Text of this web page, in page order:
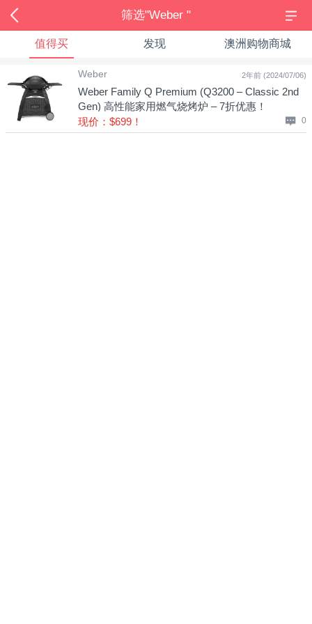
筛选"Weber "
值得买 发现 澳洲购物商城
2年前 (2024/07/06)
Weber
Weber Family Q Premium (Q3200 – Classic 2nd
Gen) 高性能家用燃气烧烤炉 – 7折优惠！
现价：$699！
0